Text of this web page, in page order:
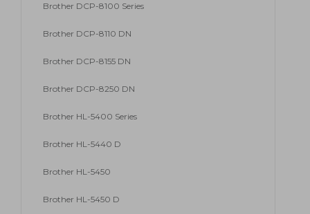
Brother DCP-8100 Series
Brother DCP-8110 DN
Brother DCP-8155 DN
Brother DCP-8250 DN
Brother HL-5400 Series
Brother HL-5440 D
Brother HL-5450
Brother HL-5450 D